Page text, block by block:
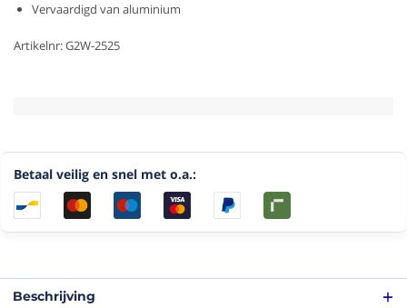
Vervaardigd van aluminium
Artikelnr: G2W-2525
Betaal veilig en snel met o.a.:
Beschrijving